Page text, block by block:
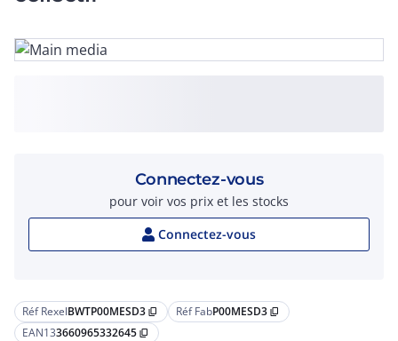
Réf RexelBWTP00MESD3 content_copy Réf FabP00MESD3 content_copy
EAN133660965332645 content_copy
Connectez-vous
pour voir vos prix et les stocks
Connectez-vous